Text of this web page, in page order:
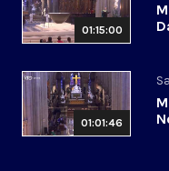
01:15:00
01:01:46